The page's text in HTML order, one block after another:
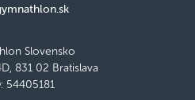
Slovensko
831 02 Bratislava
54405181